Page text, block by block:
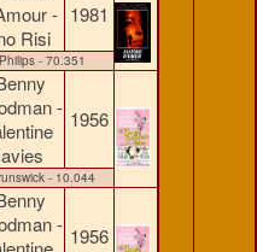
-
Risi
1981
Philips - 70.351
- 1956
- 10.044
- 1956